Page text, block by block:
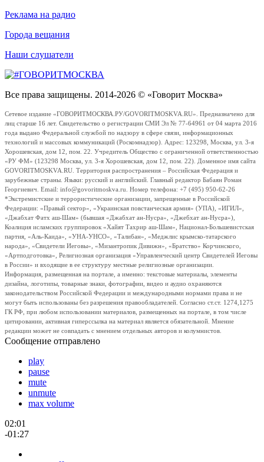
Реклама на радио
Города вещания
Наши слушатели
Все права защищены. 2014-2026 © «Говорит Москва»
Сетевое издание «ГОВОРИТМОСКВА.РУ/GOVORITMOSKVA.RU». Предназначено для
лиц старше 16 лет. Свидетельство о регистрации СМИ Эл № 77-64961 от 04 марта 2016
года выдано Федеральной службой по надзору в сфере связи, информационных
технологий и массовых коммуникаций (Роскомнадзор). Адрес: 123298, Москва, ул. 3-я
Хорошевская, дом 12, пом. 22. Учредитель Общество с ограниченной ответственностью
«РУ ФМ» (123298 Москва, ул. 3-я Хорошевская, дом 12, пом. 22). Доменное имя сайта
GOVORITMOSKVA.RU. Территория распространения – Российская Федерация и
зарубежные страны. Языки: русский и английский. Главный редактор Бабаян Роман
Георгиевич. Email: info@govoritmoskva.ru. Номер телефона: +7 (495) 950-62-26
*Экстремистские и террористические организации, запрещенные в Российской
Федерации: «Правый сектор», «Украинская повстанческая армия» (УПА), «ИГИЛ»,
«Джабхат Фатх аш-Шам» (бывшая «Джабхат ан-Нусра», «Джебхат ан-Нусра»),
Коалиция исламских группировок «Хайят Тахрир аш-Шам», Национал-Большевистская
партия, «Аль-Каида», «УНА-УНСО», «Талибан», «Меджлис крымско-татарского
народа», «Свидетели Иеговы», «Мизантропик Дивижн», «Братство» Корчинского,
«Артподготовка», Религиозная организация «Управленческий центр Свидетелей Иеговы
в России» и входящие в ее структуру местные религиозные организации.
Информация, размещенная на портале, а именно: текстовые материалы, элементы
дизайна, логотипы, товарные знаки, фотографии, видео и аудио охраняются
законодательством Российской Федерации и международными нормами права и не
могут быть использованы без разрешения правообладателей. Согласно ст.ст. 1274,1275
ГК РФ, при любом использовании материалов, размещенных на портале, в том числе
цитировании, активная гиперссылка на материал является обязательной. Мнение
редакции может не совпадать с мнением отдельных авторов и колумнистов.
Сообщение отправлено
play
pause
mute
unmute
max volume
02:01
-01:27